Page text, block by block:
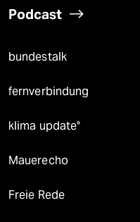
Podcast
bundestalk
fernverbindung
klima update°
Mauerecho
Freie Rede